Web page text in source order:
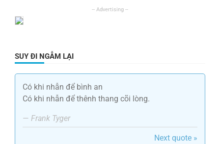
SUY ĐI NGẪM LẠI
Có khi nhẫn để bình an
Có khi nhẫn để thênh thang cõi lòng.
— Frank Tyger
Next quote »